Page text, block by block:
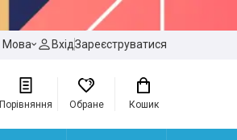
Мова ВхідЗареєструватися
Порівняння Обране Кошик